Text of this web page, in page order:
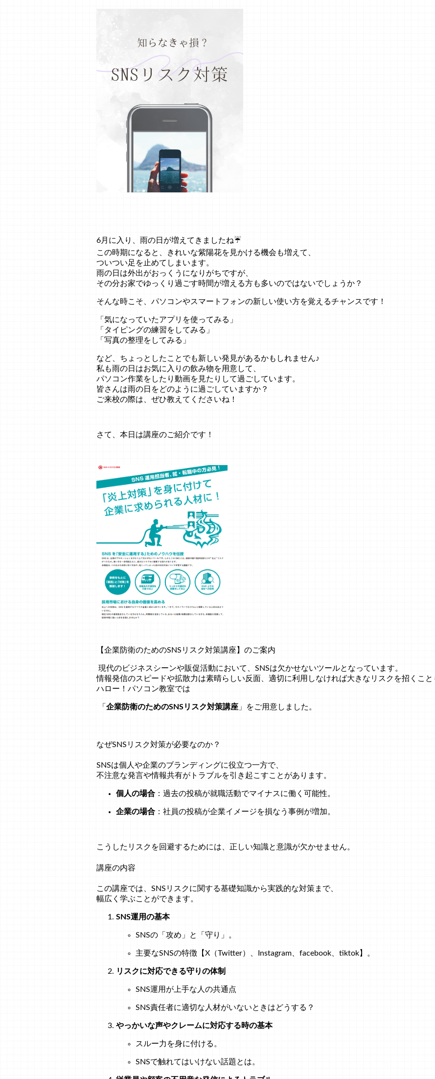
6月に入り、雨の日が増えてきましたね☔
この時期になると、きれいな紫陽花を見かける機会も増えて、
ついつい足を止めてしまいます。
雨の日は外出がおっくうになりがちですが、
その分お家でゆっくり過ごす時間が増える方も多いのではないでしょうか？
そんな時こそ、パソコンやスマートフォンの新しい使い方を覚えるチャンスです！
「気になっていたアプリを使ってみる」
「タイピングの練習をしてみる」
「写真の整理をしてみる」
など、ちょっとしたことでも新しい発見があるかもしれません♪
私も雨の日はお気に入りの飲み物を用意して、
パソコン作業をしたり動画を見たりして過ごしています。
皆さんは雨の日をどのように過ごしていますか？
ご来校の際は、ぜひ教えてくださいね！
さて、本日は講座のご紹介です！
【企業防衛のためのSNSリスク対策講座】のご案内
現代のビジネスシーンや販促活動において、SNSは欠かせないツールとなっています。
情報発信のスピードや拡散力は素晴らしい反面、適切に利用しなければ大きなリスクを招くこと
ハロー！パソコン教室では
「 企業防衛のためのSNSリスク対策講座 」をご用意しました。
なぜSNSリスク対策が必要なのか？
SNSは個人や企業のブランディングに役立つ一方で、
不注意な発言や情報共有がトラブルを引き起こすことがあります。
個人の場合 ：過去の投稿が就職活動でマイナスに働く可能性。
企業の場合 ：社員の投稿が企業イメージを損なう事例が増加。
こうしたリスクを回避するためには、正しい知識と意識が欠かせません。
講座の内容
この講座では、SNSリスクに関する基礎知識から実践的な対策まで、
幅広く学ぶことができます。
SNS運用の基本
SNSの「攻め」と「守り」。
主要なSNSの特徴【X（Twitter）、Instagram、facebook、tiktok】。
リスクに対応できる守りの体制
SNS運用が上手な人の共通点
SNS責任者に適切な人材がいないときはどうする？
やっかいな声やクレームに対応する時の基本
スルー力を身に付ける。
SNSで触れてはいけない話題とは。